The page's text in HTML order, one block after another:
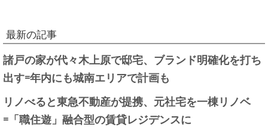
最新の記事
諸戸の家が代々木上原で邸宅、ブランド明確化を打ち
出す=年内にも城南エリアで計画も
リノべると東急不動産が提携、元社宅を一棟リノベ
=「職住遊」融合型の賃貸レジデンスに